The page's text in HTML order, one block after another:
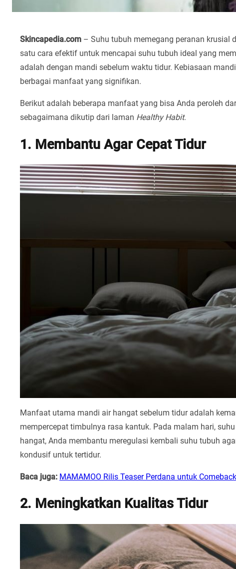
Skincapedia.com – Suhu tubuh memegang peranan krusial
satu cara efektif untuk mencapai suhu tubuh ideal yang
adalah dengan mandi sebelum waktu tidur. Kebiasaan
berbagai manfaat yang signifikan.
Berikut adalah beberapa manfaat yang bisa Anda peroleh
sebagaimana dikutip dari laman Healthy Habit.
1. Membantu Agar Cepat Tidur
Manfaat utama mandi air hangat sebelum tidur adalah
mempercepat timbulnya rasa kantuk. Pada malam hari,
hangat, Anda membantu meregulasi kembali suhu tubuh
kondusif untuk tertidur.
Baca juga: MAMAMOO Rilis Teaser Perdana untuk
2. Meningkatkan Kualitas Tidur